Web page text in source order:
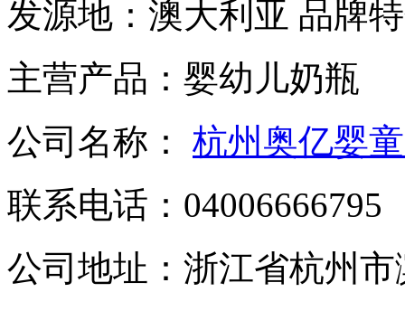
发源地： 澳大利亚 品牌
主营产品： 婴幼儿奶瓶
公司名称： 杭州奥亿婴
联系电话： 04006666795
公司地址： 浙江省杭州市